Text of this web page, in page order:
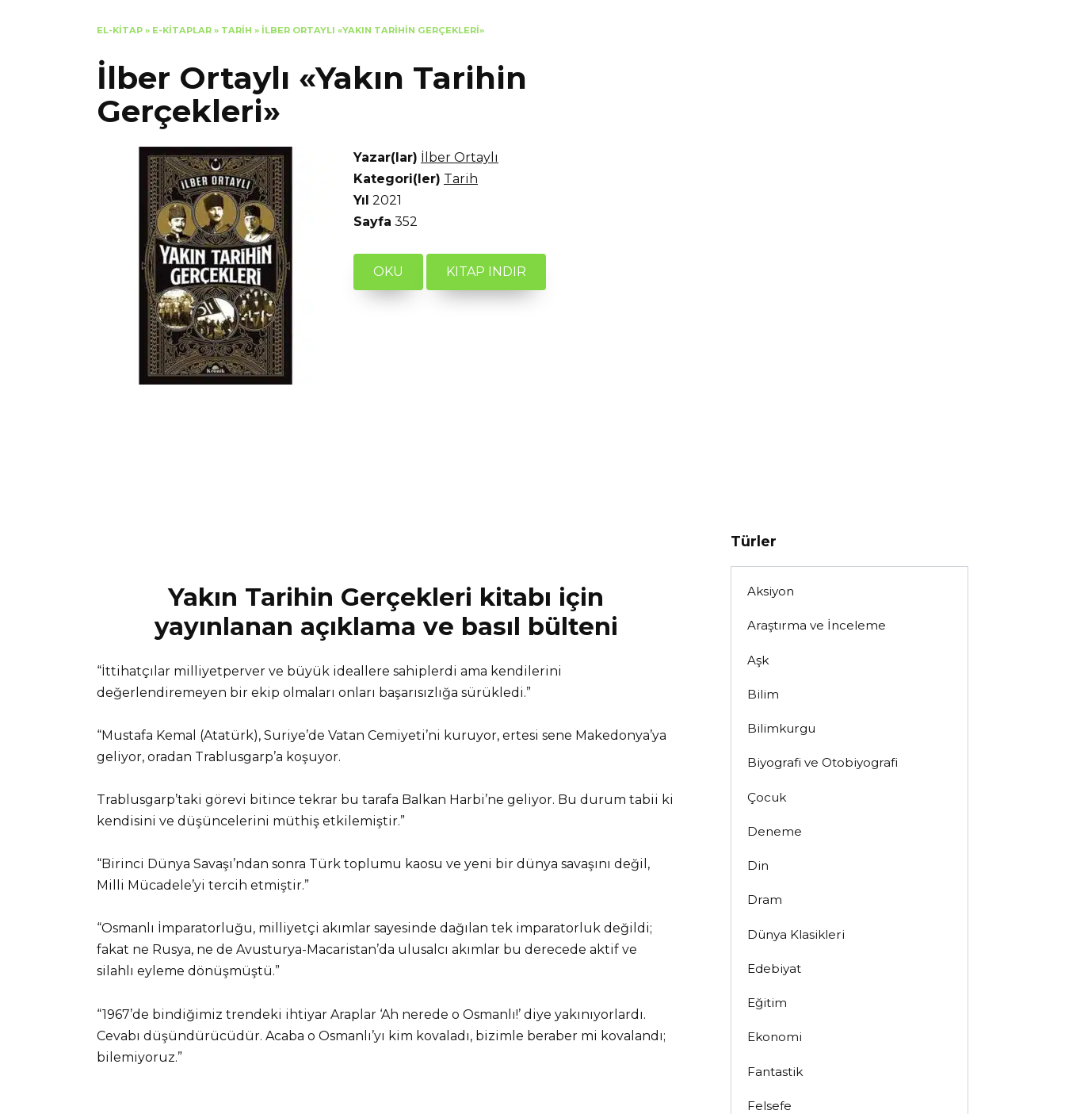
EL-KITAP » E-KITAPLAR » TARIH » İLBER ORTAYLI «YAKIN TARIHIN GERÇEKLERI»
İlber Ortaylı «Yakın Tarihin
Gerçekleri»
Yazar(lar) İlber Ortaylı
Kategori(ler) Tarih
Yıl 2021
Sayfa 352
OKU KITAP INDIR
Yakın Tarihin Gerçekleri kitabı için
yayınlanan açıklama ve basıl bülteni
“İttihatçılar milliyetperver ve büyük ideallere sahiplerdi ama kendilerini
değerlendiremeyen bir ekip olmaları onları başarısızlığa sürükledi.”
“Mustafa Kemal (Atatürk), Suriye’de Vatan Cemiyeti’ni kuruyor, ertesi sene Makedonya’ya
geliyor, oradan Trablusgarp’a koşuyor.
Trablusgarp’taki görevi bitince tekrar bu tarafa Balkan Harbi’ne geliyor. Bu durum tabii ki
kendisini ve düşüncelerini müthiş etkilemiştir.”
“Birinci Dünya Savaşı’ndan sonra Türk toplumu kaosu ve yeni bir dünya savaşını değil,
Milli Mücadele’yi tercih etmiştir.”
“Osmanlı İmparatorluğu, milliyetçi akımlar sayesinde dağılan tek imparatorluk değildi;
fakat ne Rusya, ne de Avusturya-Macaristan’da ulusalcı akımlar bu derecede aktif ve
silahlı eyleme dönüşmüştü.”
“1967’de bindiğimiz trendeki ihtiyar Araplar ‘Ah nerede o Osmanlı!’ diye yakınıyorlardı.
Cevabı düşündürücüdür. Acaba o Osmanlı’yı kim kovaladı, bizimle beraber mi kovalandı;
bilemiyoruz.”
Türler
Aksiyon
Araştırma ve İnceleme
Aşk
Bilim
Bilimkurgu
Biyografi ve Otobiyografi
Çocuk
Deneme
Din
Dram
Dünya Klasikleri
Edebiyat
Eğitim
Ekonomi
Fantastik
Felsefe